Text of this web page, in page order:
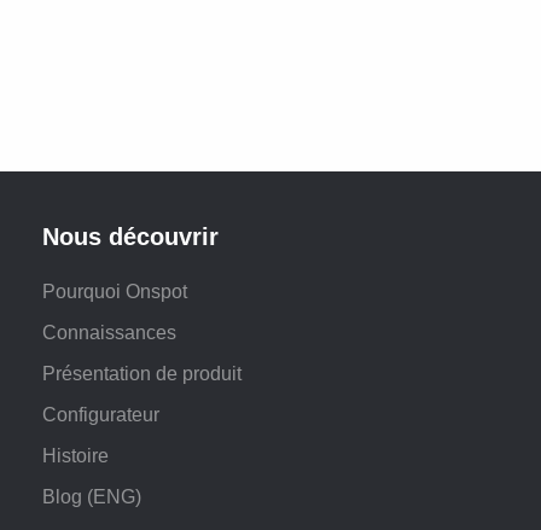
Nous découvrir
Pourquoi Onspot
Connaissances
Présentation de produit
Configurateur
Histoire
Blog (ENG)